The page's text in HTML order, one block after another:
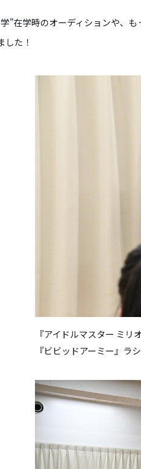
”在学時のオーディションや、
した！
『アイドルマスター ミ
『ビビッドアーミー』ラ